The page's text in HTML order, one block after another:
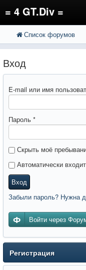
= 4 GT.Div =
FAQ
Вход
Расширенный поиск
Список форумов
Вход
E-mail или имя
Пароль *
Скрыть моё
Автоматически
Вход
Забыли пароль? Нужна
Войти через
Регистрация